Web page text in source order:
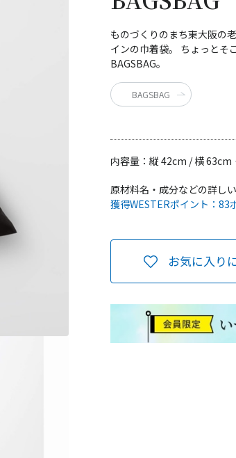
ものづくりのまち東大阪の
インの巾着袋。 ちょっとそ
BAGSBAG。
内容量： 縦 42cm / 横
獲得WESTERポイント： 83
お気に入り
原材料名・成分などの詳し
BAGSBAG